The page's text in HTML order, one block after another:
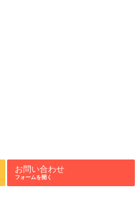
お問い合わせ
フォームを開く